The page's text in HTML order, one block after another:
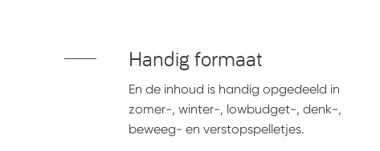
Handig formaat
En de inhoud is handig opgedeeld in
zomer-, winter-, lowbudget-, denk-,
beweeg- en verstopspelletjes.